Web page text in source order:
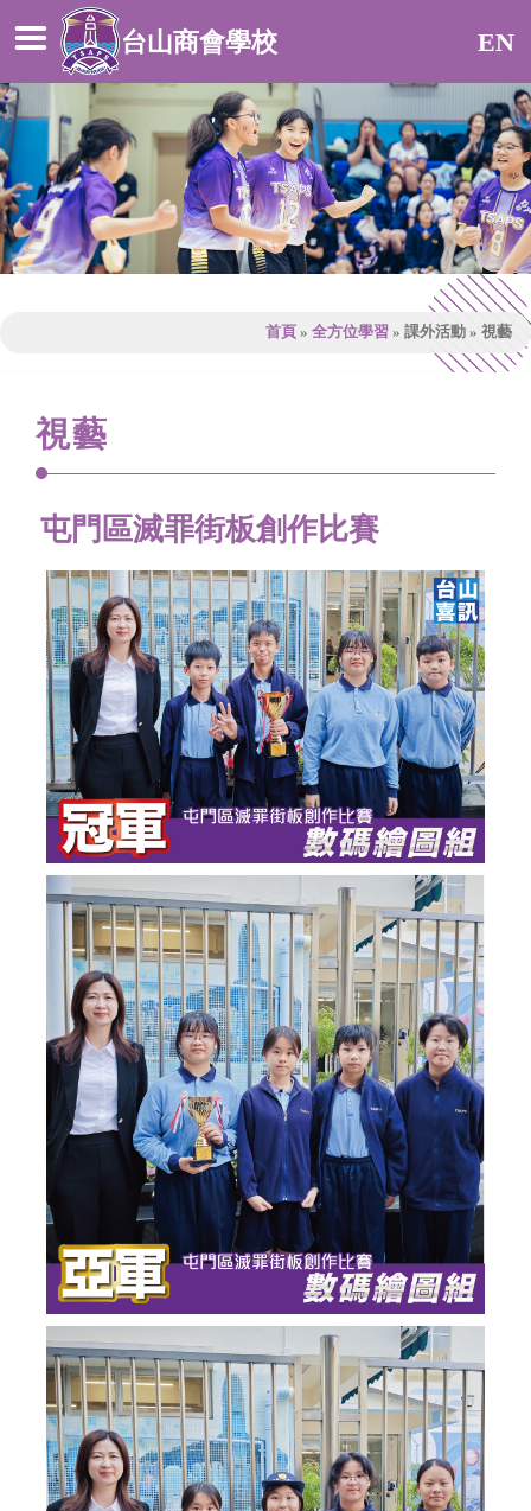
台山商會學校 EN
首頁 » 全方位學習 » 課外活動 » 視藝
視藝
屯門區滅罪街板創作比賽